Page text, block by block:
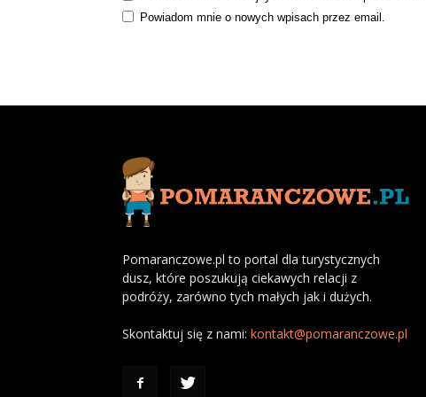
Powiadom mnie o nowych wpisach przez email.
Pomaranczowe.pl to portal dla turystycznych
dusz, które poszukują ciekawych relacji z
podróży, zarówno tych małych jak i dużych.
Skontaktuj się z nami: kontakt@pomaranczowe.pl